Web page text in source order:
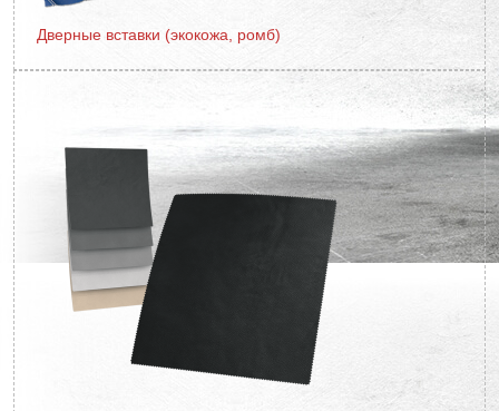
Дверные вставки (экокожа, ромб)